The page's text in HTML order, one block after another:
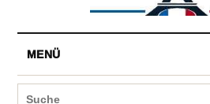
MENÜ